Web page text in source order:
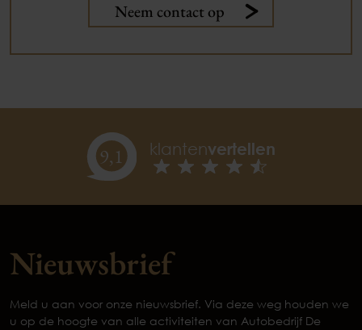
Neem contact op
9,1 klantenvertellen
Nieuwsbrief
Meld u aan voor onze nieuwsbrief. Via deze weg houden we
u op de hoogte van alle activiteiten van Autobedrijf De